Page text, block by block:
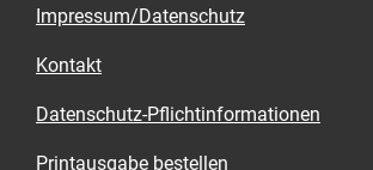
Impressum/Datenschutz
Kontakt
Datenschutz-Pflichtinformationen
Printausgabe bestellen